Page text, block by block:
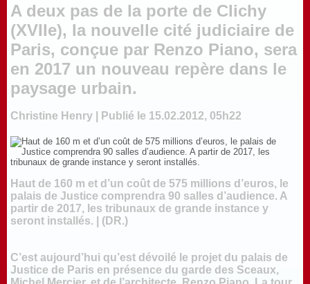
A deux pas de la porte de Clichy
(XVIIe), la nouvelle cité judiciaire de
Paris, conçue par Renzo Piano, sera
en 2017 un nouveau repère dans le
paysage urbain.
Christine Henry | Publié le 15.02.2012, 05h22
Haut de 160 m et d’un coût de 575 millions d’euros, le
palais de Justice comprendra 90 salles d’audience. A
partir de 2017, les tribunaux de grande instance y
seront installés. | (DR.)
C’est aujourd’hui qu’est dévoilé le projet du palais de
Justice de Paris en présence du garde des Sceaux,